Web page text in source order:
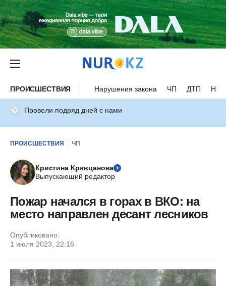
ПРОИСШЕСТВИЯ Нарушения закона ЧП ДТП
Провели подряд дней с нами
ПРОИСШЕСТВИЯ ЧП
Кристина Кривцанова
Выпускающий редактор
Пожар начался в горах в ВКО: на
место направлен десант лесников
Опубликовано:
1 июля 2023, 22:16